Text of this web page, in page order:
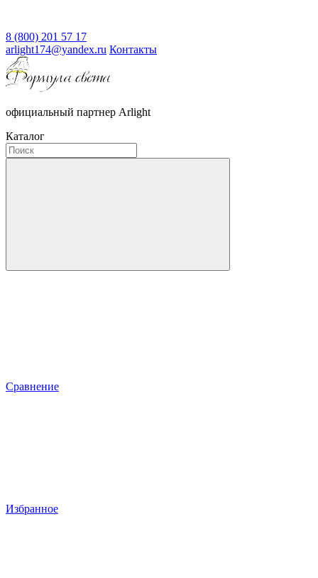
8 (800) 201 57 17
arlight174@yandex.ru Контакты
официальный партнер Arlight
Каталог
Сравнение
Избранное